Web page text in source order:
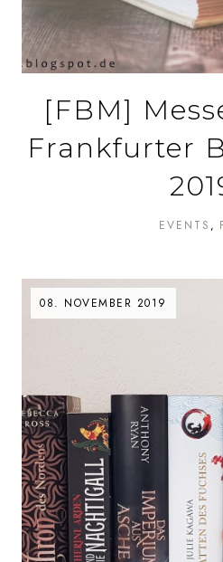
[FBM]
Frankfurter
EVENTS
08. NOVEMBER 2019